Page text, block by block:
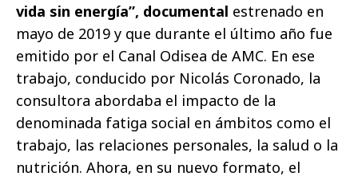
vida sin energía”, documental estrenado en
mayo de 2019 y que durante el último año fue
emitido por el Canal Odisea de AMC. En ese
trabajo, conducido por Nicolás Coronado, la
consultora abordaba el impacto de la
denominada fatiga social en ámbitos como el
trabajo, las relaciones personales, la salud o la
nutrición. Ahora, en su nuevo formato, el